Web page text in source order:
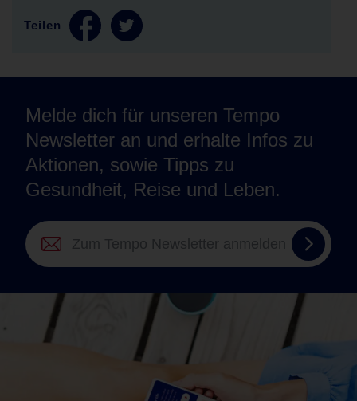
Teilen
Melde dich für unseren Tempo
Newsletter an und erhalte Infos zu
Aktionen, sowie Tipps zu
Gesundheit, Reise und Leben.
Zum
Tempo